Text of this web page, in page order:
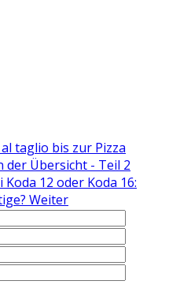
taglio bis zur Pizza
der Übersicht - Teil 2
12 oder Koda 16:
Weiter